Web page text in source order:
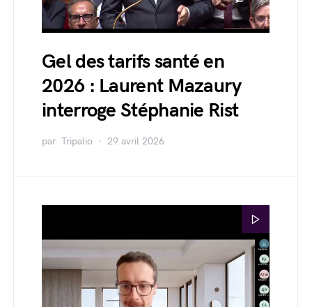
Gel des tarifs santé en
2026 : Laurent Mazaury
interroge Stéphanie Rist
par Tripalio 29 avril 2026